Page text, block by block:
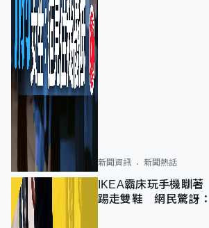
新聞資訊 新聞熱話
IKEA霸床玩手機瞓
踢走雙鞋 網民驚訝